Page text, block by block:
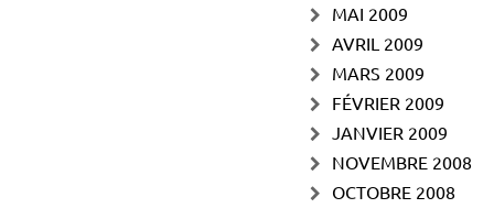
MAI 2009
AVRIL 2009
MARS 2009
FÉVRIER 2009
JANVIER 2009
NOVEMBRE 2008
OCTOBRE 2008